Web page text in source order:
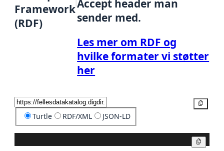
Framework
(RDF)
Accept header man
sender med.
Les mer om RDF og
hvilke formater vi støtter
her
Turtle RDF/XML JSON-LD